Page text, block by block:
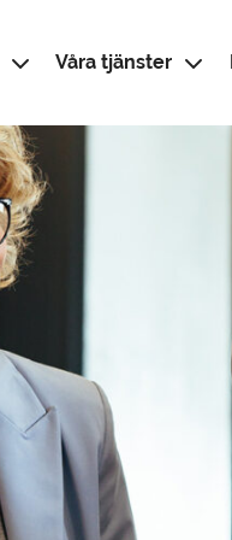
Våra tjänster